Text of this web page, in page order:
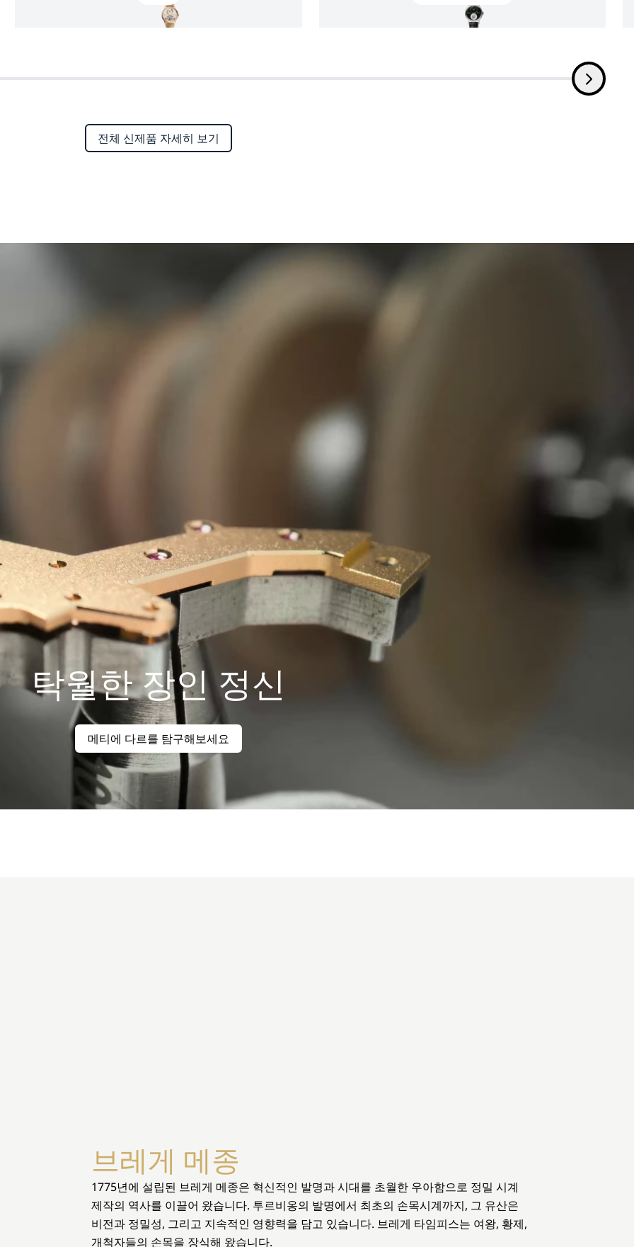
전체 신제품 자세히 보기
탁월한 장인 정신
메티에 다르를 탐구해보세요
브레게 메종
1775년에 설립된 브레게 메종은 혁신적인 발명과 시대를 초월한 우아함으로 정밀 시계
제작의 역사를 이끌어 왔습니다. 투르비옹의 발명에서 최초의 손목시계까지, 그 유산은
비전과 정밀성, 그리고 지속적인 영향력을 담고 있습니다. 브레게 타임피스는 여왕, 황제,
개척자들의 손목을 장식해 왔습니다.